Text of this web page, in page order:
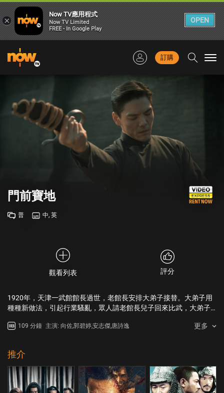
訂購
門前寶地
普 中, 英
觀看列表 評分
1920年，天津一武館館長過世，老館長安排大弟子接替。大弟子用
種種新做法，引起行業騷亂，眾人請老館長兒子回來比武，大弟子
變。109 分鐘 主演: 向佐,郭碧婷,安志傑,唐詩逸 更多
推介
×
Now TV應用程式
Now TV Limited
FREE - In Google Play
OPEN